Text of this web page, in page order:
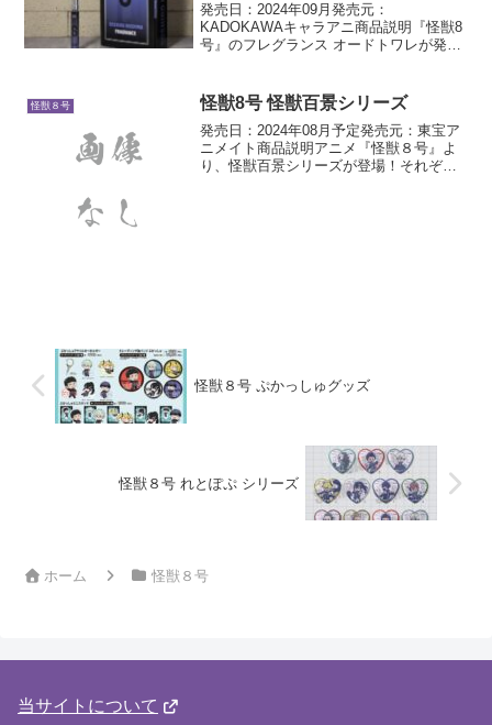
発売日：2024年09月発売元：
KADOKAWAキャラアニ商品説明『怪獣8
号』のフレグランス オードトワレが発売
野カフカ、市川レノ、四ノ宮キコル、亜
白ミナ、保科宗四郎・...
怪獣８号 怪獣8号 怪獣百景シリーズ
発売日：2024年08月予定発売元：東宝ア
ニメイト商品説明アニメ『怪獣８号』よ
り、怪獣百景シリーズが登場！それぞれ
怪獣８号 ぷかっしゅグッズ
怪獣８号 れとぽぷ シリーズ
ホーム 怪獣８号
当サイトについて